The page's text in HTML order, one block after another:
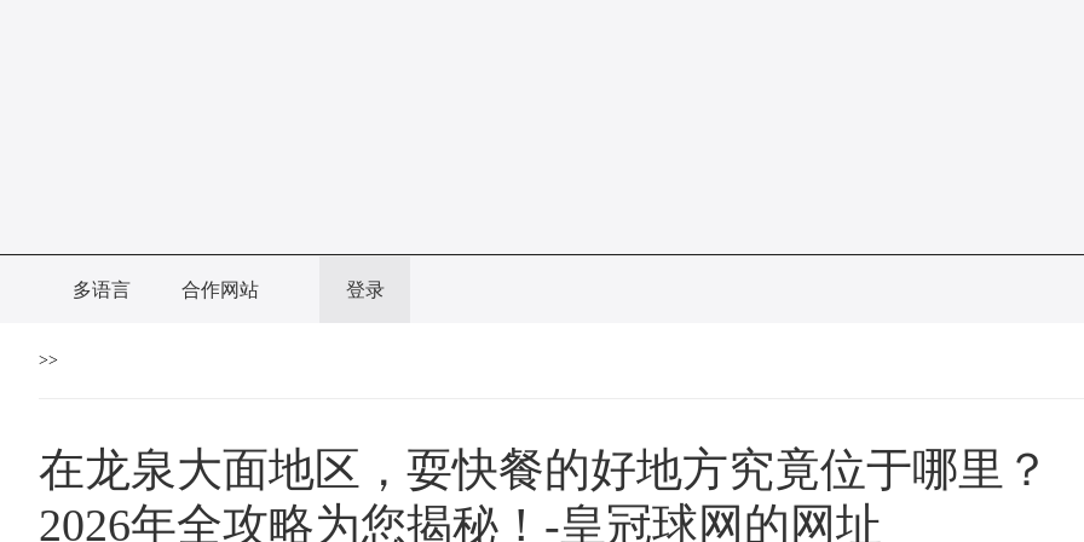
多语言 合作网站 登录
>>
在龙泉大面地区，耍快餐的好地方究竟位于哪里？
2026年全攻略为您揭秘！-皇冠球网的网址